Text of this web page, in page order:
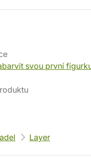
svou první
Layer